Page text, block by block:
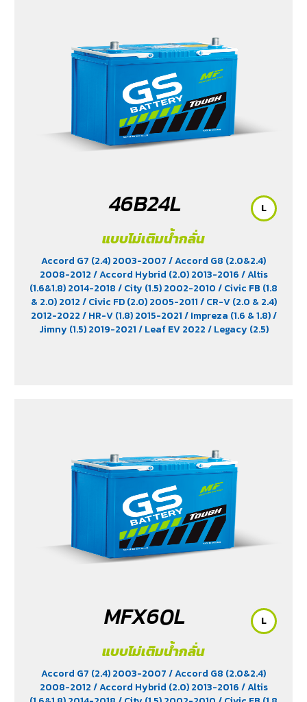
46B24L
แบบไม่เติมน้ำกลั่น
Accord G7 (2.4) 2003-2007/ Accord G8 (2.0&2.4)
2008-2012/ Accord Hybrid (2.0) 2013-2016/ Altis
(1.6&1.8) 2014-2018/ City (1.5) 2002-2010/ Civic FB (1.8
& 2.0) 2012/ Civic FD (2.0) 2005-2011/ CR-V (2.0 & 2.4)
2012-2022/ HR-V (1.8) 2015-2021/ Impreza (1.6 & 1.8)/
Jimny (1.5) 2019-2021/ Leaf EV 2022/ Legacy (2.5)
L
MFX60L
แบบไม่เติมน้ำกลั่น
Accord G7 (2.4) 2003-2007/ Accord G8 (2.0&2.4)
2008-2012/ Accord Hybrid (2.0) 2013-2016/ Altis
L